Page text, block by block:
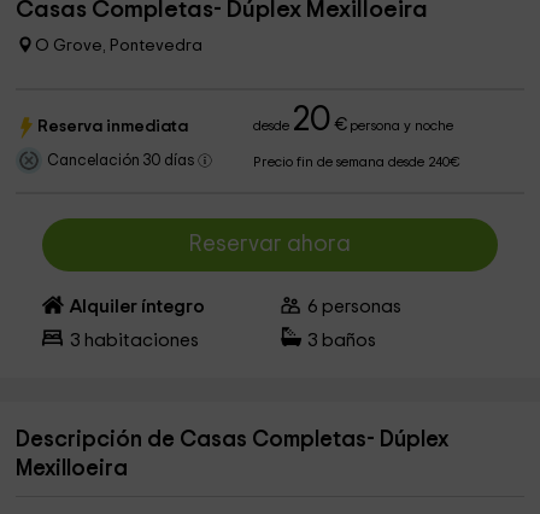
Casas Completas- Dúplex Mexilloeira
O Grove, Pontevedra
Reserva inmediata desde 20 €persona y noche
Cancelación 30 días Precio fin de semana desde 240€
Reservar ahora
Alquiler íntegro 6 personas
3 habitaciones 3 baños
Descripción de Casas Completas- Dúplex
Mexilloeira